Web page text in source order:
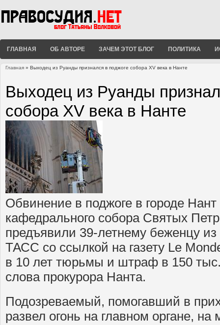
ГЛАВНАЯ ОБ АВТОРЕ ЗАЧЕМ ЭТОТ БЛОГ ПОЛИТИКА
Главная » Выходец из Руанды признался в поджоге собора XV века в Нанте
Выходец из Руанды
собора XV века в Нанте
Обвинение в поджоге в городе
кафедрального собора Святых
предъявили 39-летнему беженцу
ТАСС со ссылкой на газету Le
в 10 лет тюрьмы и штраф в 150
слова прокурора Нанта.
Подозреваемый, помогавший в
развел огонь на главном органе,